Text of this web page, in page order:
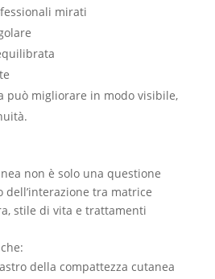
mirati
può migliorare in modo visibile,
non è solo una questione
tra matrice
stile di vita e trattamenti
della compattezza cutanea